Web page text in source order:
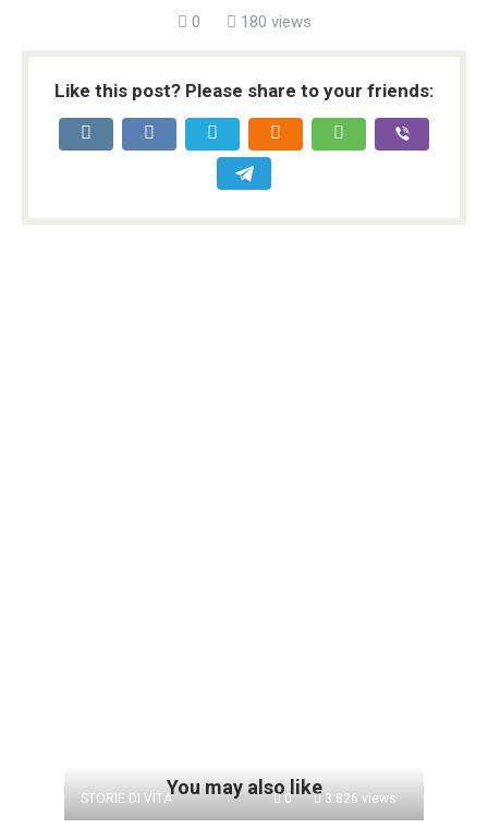
0 180 views
Like this post? Please share to your friends:
You may also like
STORIE DI VITA 0 3.826 views